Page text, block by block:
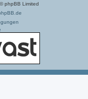
phpBB Limited